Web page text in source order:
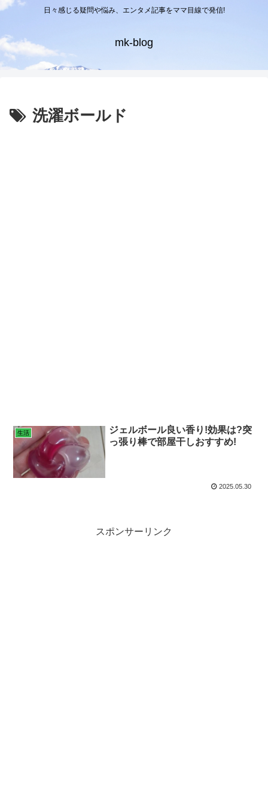
日々感じる疑問や悩み、エンタメ記事をママ目線で発信!
mk-blog
洗濯ボールド
生活
ジェルボール良い香り!効果は?突
っ張り棒で部屋干しおすすめ!
2025.05.30
スポンサーリンク